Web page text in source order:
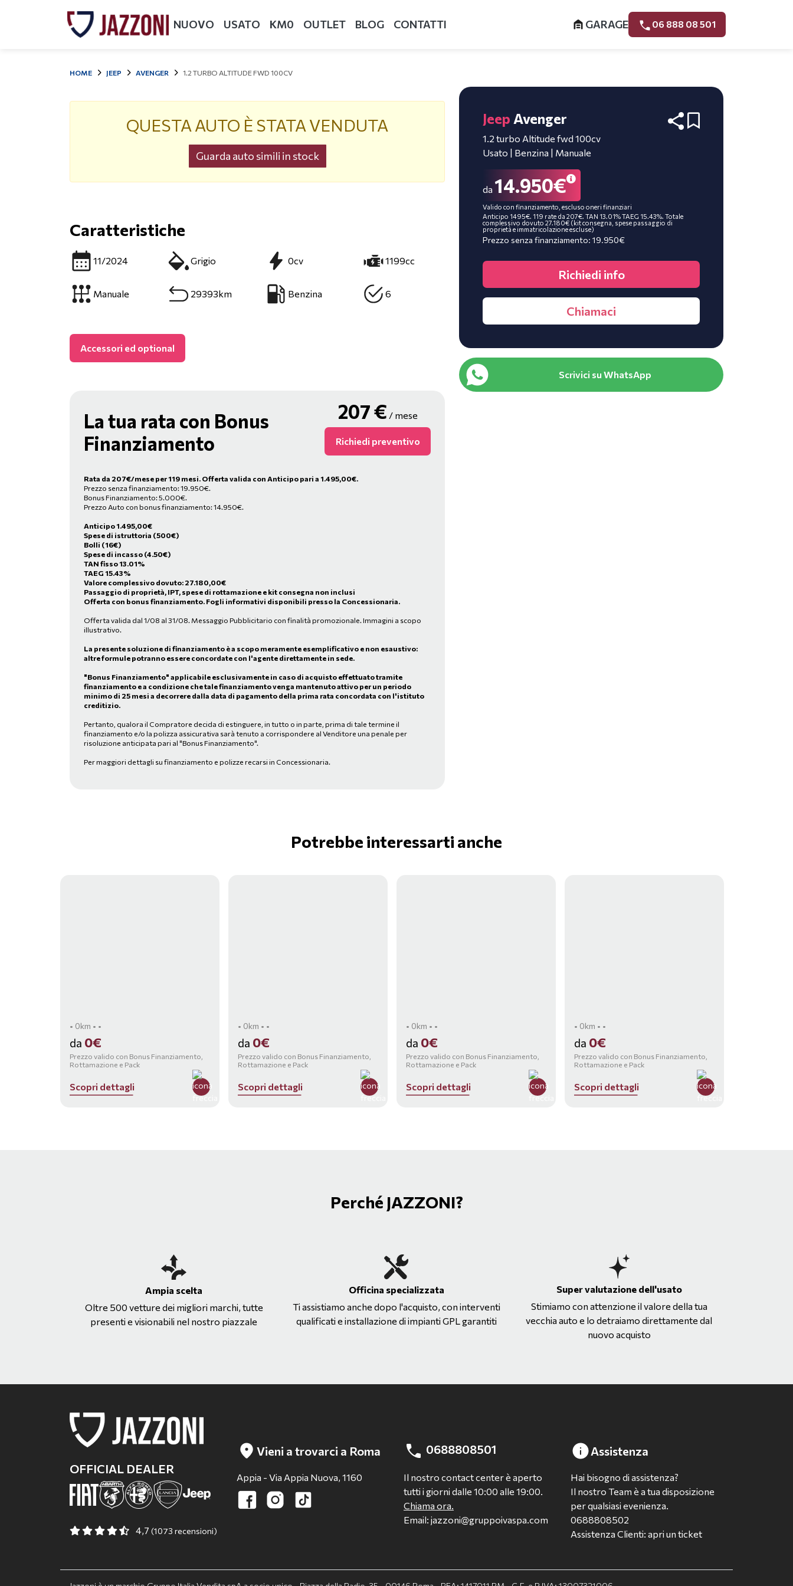
NUOVO USATO KM0 OUTLET BLOG CONTATTI GARAGE 06 888 08 501
HOME JEEP AVENGER 1.2 TURBO ALTITUDE FWD 100CV
QUESTA AUTO È STATA VENDUTA
Guarda auto simili in stock
Caratteristiche
11/2024 Grigio 0cv 1199cc
Manuale 29393km Benzina 6
Accessori ed optional
La tua rata con Bonus
Finanziamento
207€ / mese
Richiedi preventivo
Rata da 207€/mese per 119 mesi. Offerta valida con Anticipo pari a 1.495,00€.
Prezzo senza finanziamento: 19.950€.
Bonus Finanziamento: 5.000€.
Prezzo Auto con bonus finanziamento: 14.950€.
Anticipo1.495,00€
Spese di istruttoria (500€)
Bolli (16€)
Spese di incasso (4.50€)
TAN fisso 13.01%
TAEG 15.43%
Valore complessivo dovuto: 27.180,00€
Passaggio di proprietà, IPT, spese di rottamazione e kit consegna non inclusi
Offerta con bonus finanziamento. Fogli informativi disponibili presso la Concessionaria.
Offerta valida dal 1/08 al 31/08. Messaggio Pubblicitario con finalità promozionale. Immagini a scopo
illustrativo.
La presente soluzione di finanziamento è a scopo meramente esemplificativo e non esaustivo:
altre formule potranno essere concordate con l'agente direttamente in sede.
"Bonus Finanziamento" applicabile esclusivamente in caso di acquisto effettuato tramite
finanziamento e a condizione che tale finanziamento venga mantenuto attivo per un periodo
minimo di 25 mesi a decorrere dalla data di pagamento della prima rata concordata con l'istituto
creditizio.
Pertanto, qualora il Compratore decida di estinguere, in tutto o in parte, prima di tale termine il
finanziamento e/o la polizza assicurativa sarà tenuto a corrispondere al Venditore una penale per
risoluzione anticipata pari al "Bonus Finanziamento".
Per maggiori dettagli su finanziamento e polizze recarsi in Concessionaria.
Jeep Avenger
1.2 turbo Altitude fwd 100cv
Usato | Benzina | Manuale
da 14.950€
Valido con finanziamento, escluso oneri finanziari
Anticipo 1495€. 119 rate da 207€. TAN 13.01% TAEG 15.43%. Totale
complessivo dovuto 27.180€ (kit consegna, spese passaggio di
proprietà e immatricolazione escluse)
Prezzo senza finanziamento: 19.950€
Richiedi info
Chiamaci
Scrivici su WhatsApp
Potrebbe interessarti anche
• 0km • •
da 0€
Prezzo valido con Bonus Finanziamento,
Rottamazione e Pack
Scopri dettagli
• 0km • •
da 0€
Prezzo valido con Bonus Finanziamento,
Rottamazione e Pack
Scopri dettagli
• 0km • •
da 0€
Prezzo valido con Bonus Finanziamento,
Rottamazione e Pack
Scopri dettagli
• 0km • •
da 0€
Prezzo valido con Bonus Finanziamento,
Rottamazione e Pack
Scopri dettagli
Perché JAZZONI?
Ampia scelta
Oltre 500 vetture dei migliori marchi, tutte
presenti e visionabili nel nostro piazzale
Officina specializzata
Ti assistiamo anche dopo l'acquisto, con interventi
qualificati e installazione di impianti GPL garantiti
Super valutazione dell'usato
Stimiamo con attenzione il valore della tua
vecchia auto e lo detraiamo direttamente dal
nuovo acquisto
OFFICIAL DEALER
4,7 (1073 recensioni)
Vieni a trovarci a Roma
Appia - Via Appia Nuova, 1160
0688808501
Il nostro contact center è aperto
tutti i giorni dalle 10:00 alle 19:00.
Chiama ora.
Email: jazzoni@gruppoivaspa.com
Assistenza
Hai bisogno di assistenza?
Il nostro Team è a tua disposizione
per qualsiasi evenienza.
0688808502
Assistenza Clienti: apri un ticket